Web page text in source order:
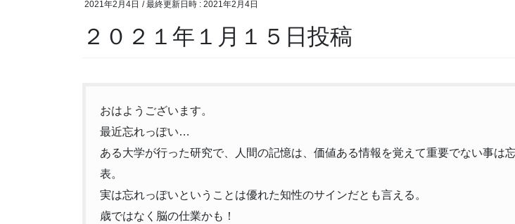
2021年2月4日 / 最終更新日時 : 2021年2月4日
２０２１年１月１５日投稿
おはようございます。
最近忘れっぽい…
ある大学が行った研究で、人間の記憶は、価値ある情報を覚えて重要でない事は
表。
実は忘れっぽいということは優れた知性のサインだとも言える。
歳ではなく脳の仕業かも！